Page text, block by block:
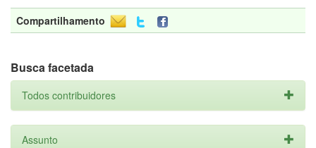
Compartilhamento
Busca facetada
Todos contribuidores
Assunto